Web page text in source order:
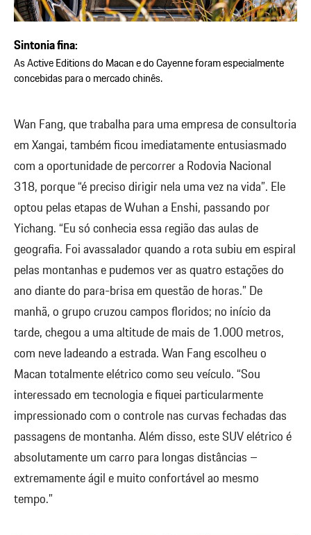
Sintonia fina:
As Active Editions do Macan e do Cayenne foram especialmente
concebidas para o mercado chinês.
Wan Fang, que trabalha para uma empresa de consultoria
em Xangai, também ficou imediatamente entusiasmado
com a oportunidade de percorrer a Rodovia Nacional
318, porque “é preciso dirigir nela uma vez na vida”. Ele
optou pelas etapas de Wuhan a Enshi, passando por
Yichang. “Eu só conhecia essa região das aulas de
geografia. Foi avassalador quando a rota subiu em espiral
pelas montanhas e pudemos ver as quatro estações do
ano diante do para-brisa em questão de horas.” De
manhã, o grupo cruzou campos floridos; no início da
tarde, chegou a uma altitude de mais de 1.000 metros,
com neve ladeando a estrada. Wan Fang escolheu o
Macan totalmente elétrico como seu veículo. “Sou
interessado em tecnologia e fiquei particularmente
impressionado com o controle nas curvas fechadas das
passagens de montanha. Além disso, este SUV elétrico é
absolutamente um carro para longas distâncias –
extremamente ágil e muito confortável ao mesmo
tempo.”